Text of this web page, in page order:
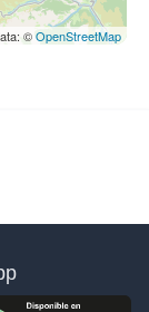
©OpenStreetMap